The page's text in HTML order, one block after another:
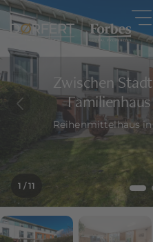
Zwischen
Reihenmittelhaus
1 / 11